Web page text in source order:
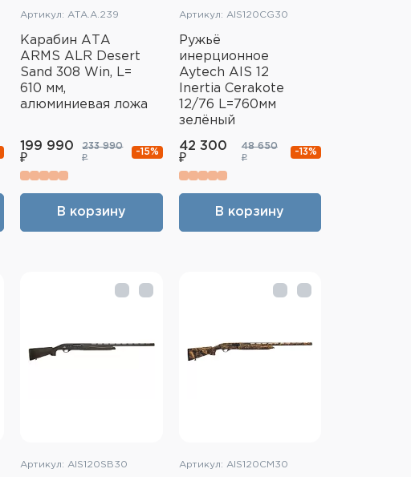
Артикул: АТА.А.239
Карабин АТА
ARMS ALR Desert
Sand 308 Win, L=
610 мм,
алюминиевая ложа
199 990
₽
233 990
₽
-15%
В корзину
Артикул: AIS120CG30
Ружьё
инерционное
Aytech AIS 12
Inertia Cerakote
12/76 L=760мм
зелёный
42 300
₽
48 650
₽
-13%
В корзину
Артикул: AIS120SB30 Артикул: AIS120CM30